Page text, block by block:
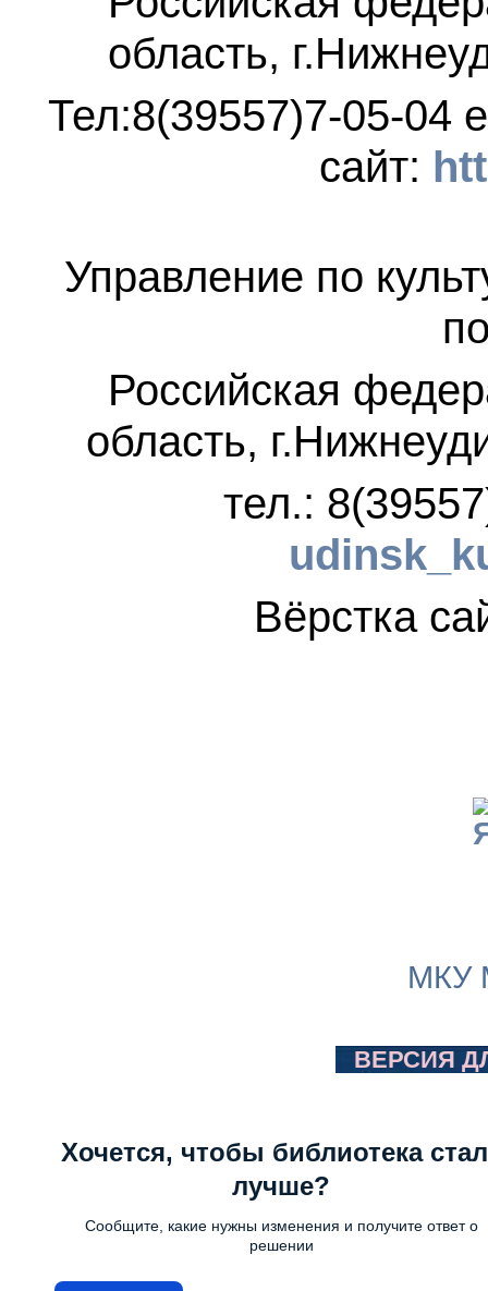
область,
Тел:8(39557)7-05-04
сайт:
Управление по
Российская
область,
тел.:
Вёрстка
МКУ
ВЕРСИЯ
Хочется, чтобы библиотека
лучше?
Сообщите, какие нужны изменения и получите ответ о
решении